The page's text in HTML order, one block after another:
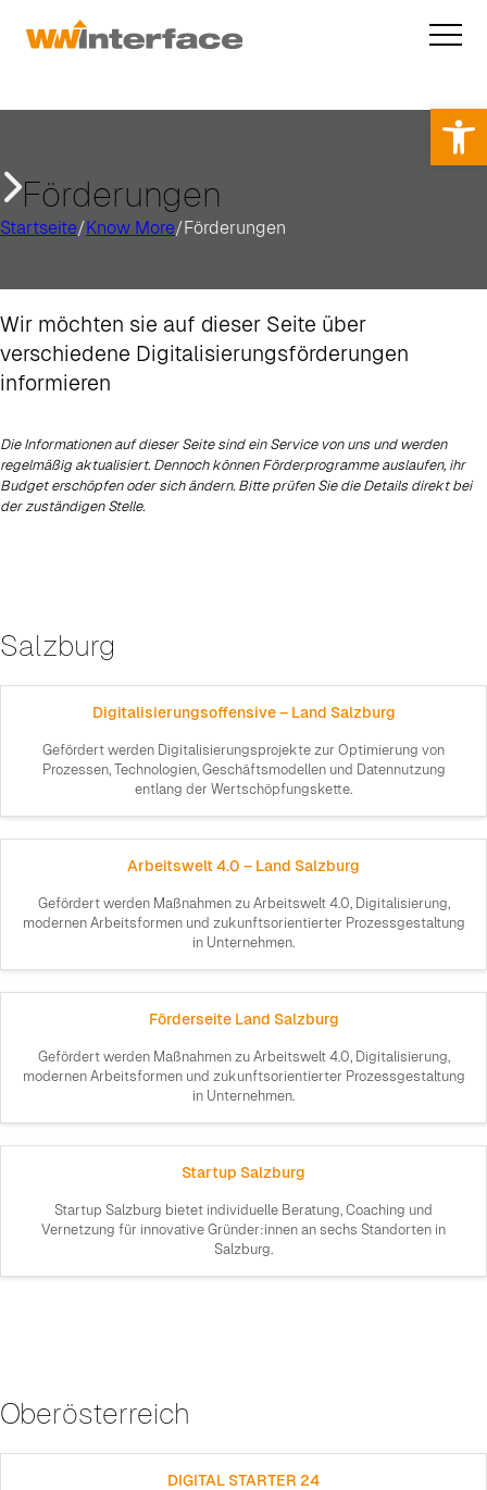
Förderungen
Startseite/Know More/Förderungen
Wir möchten sie auf dieser Seite über
verschiedene Digitalisierungsförderungen
informieren
Die Informationen auf dieser Seite sind ein Service von uns und werden
regelmäßig aktualisiert. Dennoch können Förderprogramme auslaufen, ihr
Budget erschöpfen oder sich ändern. Bitte prüfen Sie die Details direkt bei
der zuständigen Stelle.
Salzburg
Digitalisierungsoffensive – Land Salzburg
Gefördert werden Digitalisierungsprojekte zur Optimierung von
Prozessen, Technologien, Geschäftsmodellen und Datennutzung
entlang der Wertschöpfungskette.
Arbeitswelt 4.0 – Land Salzburg
Gefördert werden Maßnahmen zu Arbeitswelt 4.0, Digitalisierung,
modernen Arbeitsformen und zukunftsorientierter Prozessgestaltung
in Unternehmen.
Förderseite Land Salzburg
Gefördert werden Maßnahmen zu Arbeitswelt 4.0, Digitalisierung,
modernen Arbeitsformen und zukunftsorientierter Prozessgestaltung
in Unternehmen.
Startup Salzburg
Startup Salzburg bietet individuelle Beratung, Coaching und
Vernetzung für innovative Gründer:innen an sechs Standorten in
Salzburg.
Oberösterreich
DIGITAL STARTER 24